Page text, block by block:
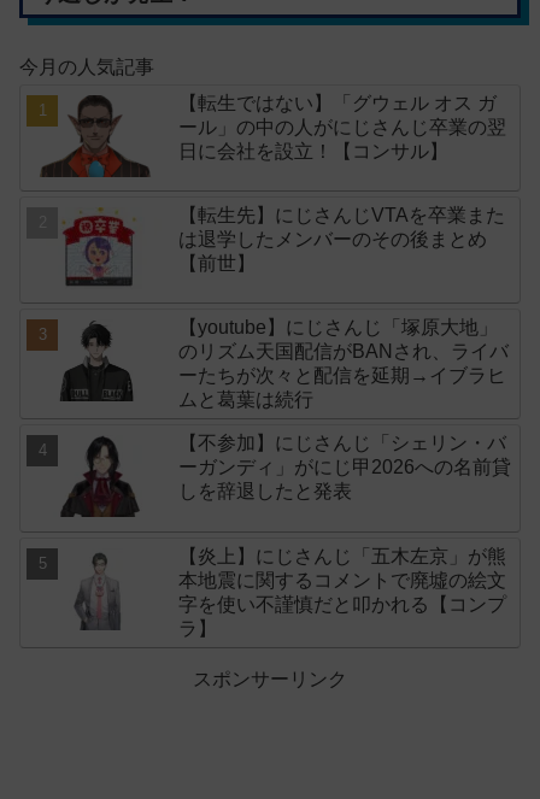
今月の人気記事
【転生ではない】「グウェル オス ガ
ール」の中の人がにじさんじ卒業の翌
日に会社を設立！【コンサル】
【転生先】にじさんじVTAを卒業また
は退学したメンバーのその後まとめ
【前世】
【youtube】にじさんじ「塚原大地」
のリズム天国配信がBANされ、ライバ
ーたちが次々と配信を延期→イブラヒ
ムと葛葉は続行
【不参加】にじさんじ「シェリン・バ
ーガンディ」がにじ甲2026への名前貸
しを辞退したと発表
【炎上】にじさんじ「五木左京」が熊
本地震に関するコメントで廃墟の絵文
字を使い不謹慎だと叩かれる【コンプ
ラ】
スポンサーリンク